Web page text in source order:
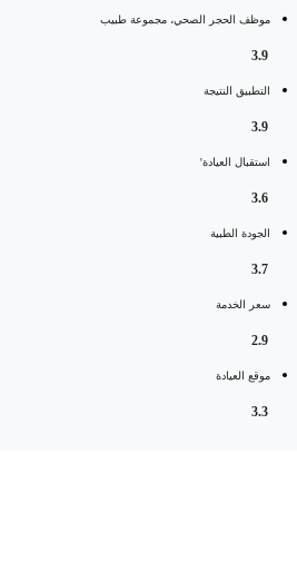
موظف الحجر الصحي، مجموعة طبيب
التطبيق النتيجة
استقبال العيادة'
الجودة الطبية
سعر الخدمة
موقع العيادة